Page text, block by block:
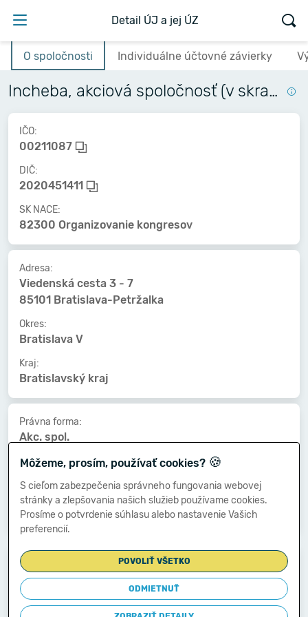
Detail ÚJ a jej ÚZ
O spoločnosti Individuálne účtovné závierky
Incheba, akciová spoločnosť (v skratke Incheba, a.s.)
IČO:
00211087
DIČ:
2020451411
SK NACE:
82300 Organizovanie kongresov
Adresa:
Viedenská cesta 3 - 7
85101 Bratislava-Petržalka
Okres:
Bratislava V
Kraj:
Bratislavský kraj
Právna forma:
Akc. spol.
Kat. veľkosti:
Druh vlastníctva:
Súkromné tuzemské
Dátum vzniku:
24.11.1989
Dátum zániku:
-
Môžeme, prosím, používať cookies? 🍪
S cieľom zabezpečenia správneho fungovania webovej
stránky a zlepšovania našich služieb používame cookies.
Prosíme o potvrdenie súhlasu alebo nastavenie Vašich
preferencií.
POVOLIŤ VŠETKO
ODMIETNUŤ